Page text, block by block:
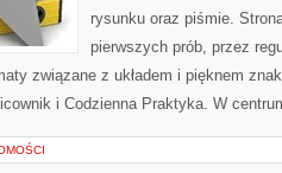
rysunku oraz piśmie.
pierwszych prób, przez
związane z układem i pięknem
i Codzienna Praktyka. W